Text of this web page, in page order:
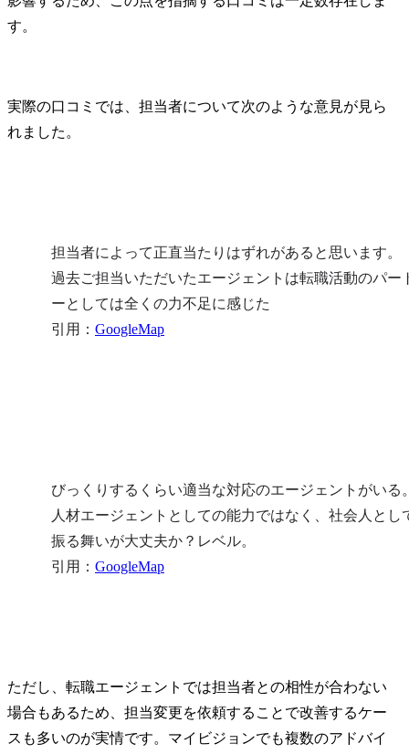
す。
実際の口コミでは、担当者について次のような意見が見ら
れました。
担当者によって正直当たりはずれがあると思います。
過去ご担当いただいたエージェントは転職活動のパー
ーとしては全くの力不足に感じた
引用： GoogleMap
びっくりするくらい適当な対応のエージェントがいる
人材エージェントとしての能力ではなく、社会人とし
振る舞いが大丈夫か？レベル。
引用： GoogleMap
ただし、転職エージェントでは担当者との相性が合わない
場合もあるため、担当変更を依頼することで改善するケー
スも多いのが実情です。マイビジョンでも複数のアドバイ